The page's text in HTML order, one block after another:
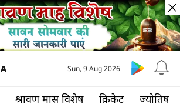
श्रावण मास विशेष क्रिकेट ज्योतिष
Sun, 9 Aug 2026